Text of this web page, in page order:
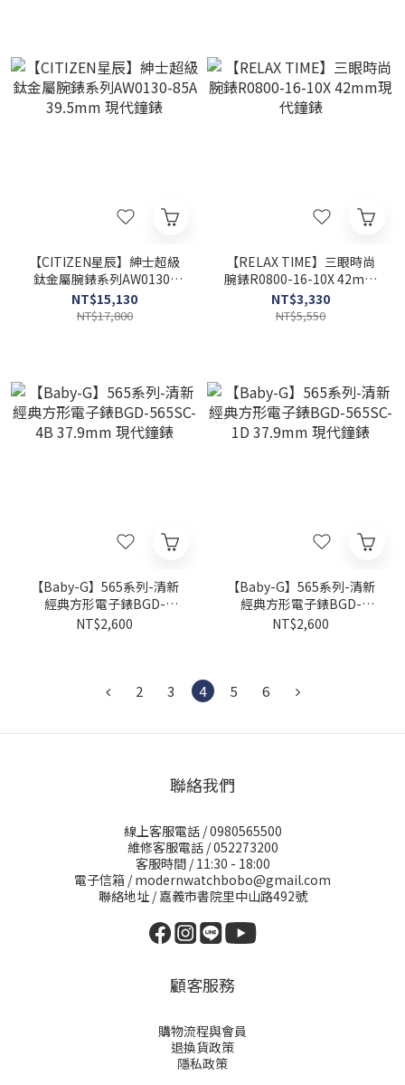
【CITIZEN星辰】紳士超級
鈦金屬腕錶系列AW0130-
85A 39.5mm 現代鐘錶
NT$15,130
NT$17,800
【RELAX TIME】三眼時尚
腕錶R0800-16-10X 42mm
現代鐘錶
NT$3,330
NT$5,550
【Baby-G】565系列-清新
經典方形電子錶BGD-
565SC-4B 37.9mm 現代鐘
NT$2,600
【Baby-G】565系列-清新
經典方形電子錶BGD-
565SC-1D 37.9mm 現代鐘
NT$2,600
2 3 4 5 6
聯絡我們
線上客服電話 / 0980565500
維修客服電話 / 052273200
客服時間 / 11:30 - 18:00
電子信箱 / modernwatchbobo@gmail.com
聯絡地址 / 嘉義市書院里中山路492號
顧客服務
購物流程與會員
退換貨政策
隱私政策